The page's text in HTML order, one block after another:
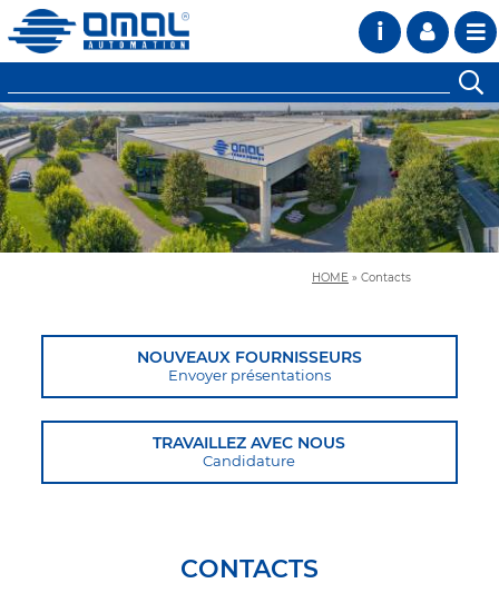
i
HOME » Contacts
NOUVEAUX FOURNISSEURS
Envoyer présentations
TRAVAILLEZ AVEC NOUS
Candidature
CONTACTS